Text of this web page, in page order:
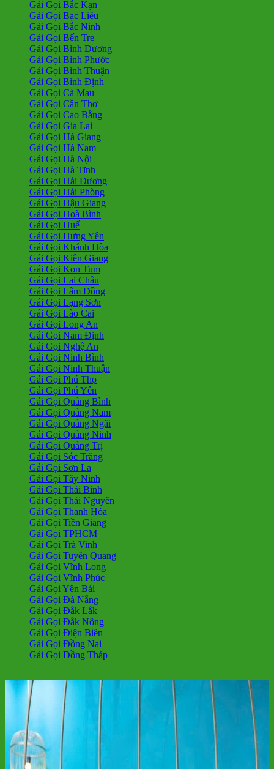
Gái Gọi Bắc Kạn
Gái Gọi Bạc Liêu
Gái Gọi Bắc Ninh
Gái Gọi Bến Tre
Gái Gọi Bình Dương
Gái Gọi Bình Phước
Gái Gọi Bình Thuận
Gái Gọi Bình Định
Gái Gọi Cà Mau
Gái Gọi Cần Thơ
Gái Gọi Cao Bằng
Gái Gọi Gia Lai
Gái Gọi Hà Giang
Gái Gọi Hà Nam
Gái Gọi Hà Nội
Gái Gọi Hà Tĩnh
Gái Gọi Hải Dương
Gái Gọi Hải Phòng
Gái Gọi Hậu Giang
Gái Gọi Hoà Bình
Gái Gọi Huế
Gái Gọi Hưng Yên
Gái Gọi Khánh Hòa
Gái Gọi Kiên Giang
Gái Gọi Kon Tum
Gái Gọi Lai Châu
Gái Gọi Lâm Đồng
Gái Gọi Lạng Sơn
Gái Gọi Lào Cai
Gái Gọi Long An
Gái Gọi Nam Định
Gái Gọi Nghệ An
Gái Gọi Ninh Bình
Gái Gọi Ninh Thuận
Gái Gọi Phú Thọ
Gái Gọi Phú Yên
Gái Gọi Quảng Bình
Gái Gọi Quảng Nam
Gái Gọi Quảng Ngãi
Gái Gọi Quảng Ninh
Gái Gọi Quảng Trị
Gái Gọi Sóc Trăng
Gái Gọi Sơn La
Gái Gọi Tây Ninh
Gái Gọi Thái Bình
Gái Gọi Thái Nguyên
Gái Gọi Thanh Hóa
Gái Gọi Tiền Giang
Gái Gọi TPHCM
Gái Gọi Trà Vinh
Gái Gọi Tuyên Quang
Gái Gọi Vĩnh Long
Gái Gọi Vĩnh Phúc
Gái Gọi Yên Bái
Gái Gọi Đà Nẵng
Gái Gọi Đắk Lắk
Gái Gọi Đắk Nông
Gái Gọi Điện Biên
Gái Gọi Đồng Nai
Gái Gọi Đồng Tháp